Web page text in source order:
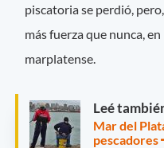
piscatoria se perdió,
más fuerza que nunca,
marplatense.
Leé
Mar del
pescadores